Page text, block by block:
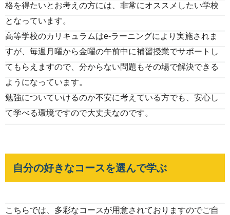
格を得たいとお考えの方には、非常にオススメしたい学校
となっています。
高等学校のカリキュラムはe-ラーニングにより実施されま
すが、毎週月曜から金曜の午前中に補習授業でサポートし
てもらえますので、分からない問題もその場で解決できる
ようになっています。
勉強についていけるのか不安に考えている方でも、安心し
て学べる環境ですので大丈夫なのです。
自分の好きなコースを選んで学ぶ
こちらでは、多彩なコースが用意されておりますのでご自